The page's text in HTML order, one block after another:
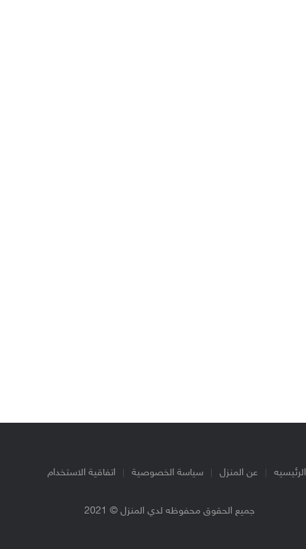
الرئيسيه عن المنزل سياسة الخصوصية اتفاقية الاستخدام
جميع الحقوق محفوظه لدي المنزل © 2021